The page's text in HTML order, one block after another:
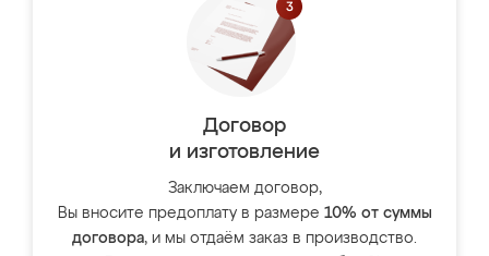
Договор
и изготовление
Заключаем договор,
Вы вносите предоплату в размере 10% от суммы
договора, и мы отдаём заказ в производство.